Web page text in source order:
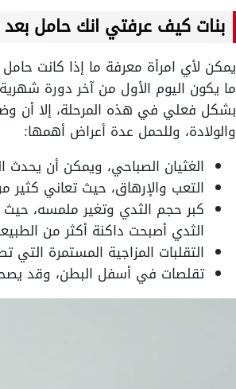
بنات كيف عرفتي انك حامل بعد
يمكن لأي امرأة معرفة ما إذا كانت
ما يكون اليوم الأول من آخر دورة
بشكل فعلي في هذه المرحلة، إلا أن
والولادة، وللحمل عدة أعراض أهمها:
الغثيان الصباحي، ويمكن أن
التعب والإرهاق، حيث تعاني
كبر حجم الثدي وتغير ملمسه، حيث
الثدي أصبحت داكنة أكثر من
التقلبات المزاجية المستمرة
تقلصات في أسفل البطن، وقد